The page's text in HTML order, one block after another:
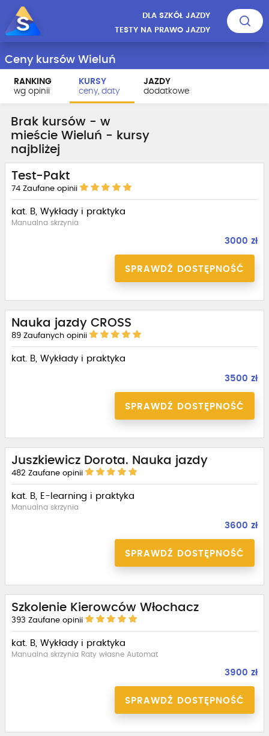
DLA SZKÓŁ JAZDY
TESTY NA PRAWO JAZDY
Ceny kursów Wieluń
RANKING
wg opinii
KURSY
ceny, daty
JAZDY
dodatkowe
Brak kursów - w
mieście Wieluń - kursy
najbliżej
Test-Pakt
74 Zaufane opinii
kat. B, Wykłady i praktyka
Manualna skrzynia
3000 zł
SPRAWDŹ DOSTĘPNOŚĆ
Nauka jazdy CROSS
89 Zaufanych opinii
kat. B, Wykłady i praktyka
3500 zł
SPRAWDŹ DOSTĘPNOŚĆ
Juszkiewicz Dorota. Nauka jazdy
482 Zaufane opinii
kat. B, E-learning i praktyka
Manualna skrzynia
3600 zł
SPRAWDŹ DOSTĘPNOŚĆ
Szkolenie Kierowców Włochacz
393 Zaufane opinii
kat. B, Wykłady i praktyka
Manualna skrzynia Raty własne Automat
3900 zł
SPRAWDŹ DOSTĘPNOŚĆ